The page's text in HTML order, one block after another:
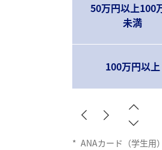
50万円以上100
未満
100万円以上
* ANAカード（学生用